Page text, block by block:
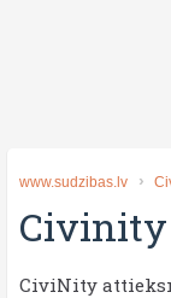
www.sudzibas.lv
Civinity
CiviNity